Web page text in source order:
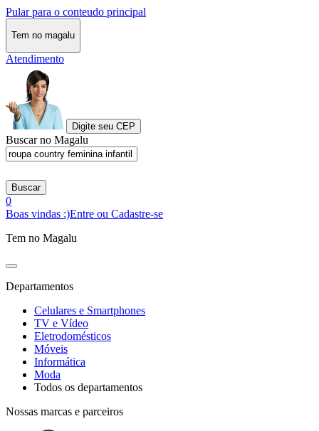
Pular para o conteudo principal
Tem no magalu
Atendimento
Digite seu CEP
Buscar no Magalu
Buscar
0
Boas vindas :)Entre ou Cadastre-se
Tem no Magalu
Departamentos
Celulares e Smartphones
TV e Vídeo
Eletrodomésticos
Móveis
Informática
Moda
Todos os departamentos
Nossas marcas e parceiros